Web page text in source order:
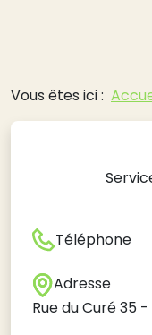
Fil d'Ariane
Vous êtes ici :
Téléphone
Adresse
Rue du Curé 35 -